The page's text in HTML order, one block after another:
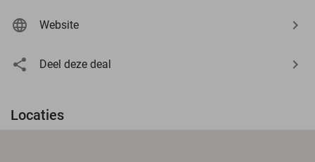
Website
Deel deze deal
Locaties